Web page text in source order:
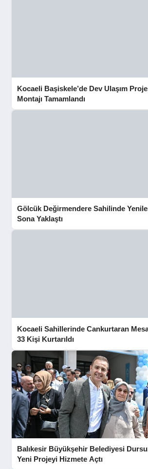
Kocaeli Başiskele’de Dev Ulaşım
Montajı Tamamlandı
Gölcük Değirmendere Sahilinde
Sona Yaklaştı
Kocaeli Sahillerinde Cankurtaran
33 Kişi Kurtarıldı
Balıkesir Büyükşehir Belediyesi
Yeni Projeyi Hizmete Açtı